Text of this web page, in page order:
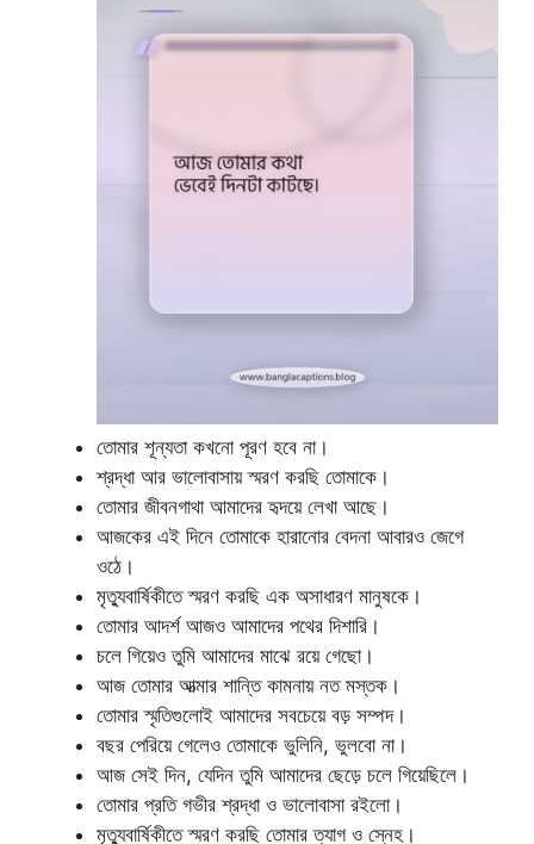
তোমার শূন্যতা কখনো পূরণ হবে না।
শ্রদ্ধা আর ভালোবাসায় স্মরণ করছি তোমাকে।
তোমার জীবনগাথা আমাদের হৃদয়ে লেখা আছে।
আজকের এই দিনে তোমাকে হারানোর বেদনা আবারও জেগে
ওঠে।
মৃত্যুবার্ষিকীতে স্মরণ করছি এক অসাধারণ মানুষকে।
তোমার আদর্শ আজও আমাদের পথের দিশারি।
চলে গিয়েও তুমি আমাদের মাঝে রয়ে গেছো।
আজ তোমার আত্মার শান্তি কামনায় নত মস্তক।
তোমার স্মৃতিগুলোই আমাদের সবচেয়ে বড় সম্পদ।
বছর পেরিয়ে গেলেও তোমাকে ভুলিনি, ভুলবো না।
আজ সেই দিন, যেদিন তুমি আমাদের ছেড়ে চলে গিয়েছিলে।
তোমার প্রতি গভীর শ্রদ্ধা ও ভালোবাসা রইলো।
মৃত্যুবার্ষিকীতে স্মরণ করছি তোমার ত্যাগ ও স্নেহ।